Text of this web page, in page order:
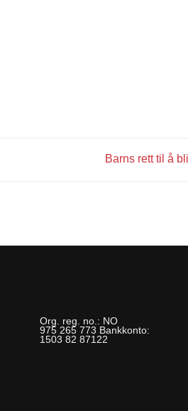
Barns rett til å
Org. reg. no.: NO
975 265 773 Bankkonto:
1503 82 87122